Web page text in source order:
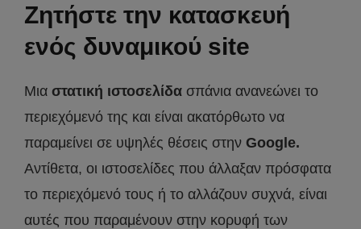
Ζητήστε την κατασκευή
ενός δυναμικού site
Μια στατική ιστοσελίδα σπάνια ανανεώνει το
περιεχόμενό της και είναι ακατόρθωτο να
παραμείνει σε υψηλές θέσεις στην Google.
Αντίθετα, οι ιστοσελίδες που άλλαξαν πρόσφατα
το περιεχόμενό τους ή το αλλάζουν συχνά, είναι
αυτές που παραμένουν στην κορυφή των